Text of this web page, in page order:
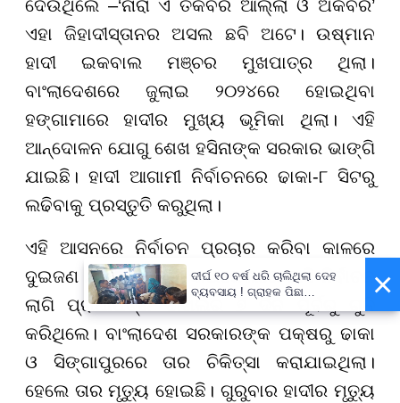
ଦେଉଥିଲେ –‘ନାରା ଏ ତକବିର ଆଲ୍ଲା ଓ ଅକବର’
ଏହା ଜିହାଦୀସ୍ତାନର ଅସଲ ଛବି ଅଟେ। ଉଷ୍ମାନ
ହାଦୀ ଇକବାଲ ମଞ୍ଚର ମୁଖପାତ୍ର ଥିଲା।
ବାଂଲାଦେଶରେ ଜୁଲାଇ ୨୦୨୪ରେ ହୋଇଥିବା
ହଙ୍ଗାମାରେ ହାଦୀର ମୁଖ୍ୟ ଭୂମିକା ଥିଲା। ଏହି
ଆନ୍ଦୋଳନ ଯୋଗୁ ଶେଖ ହସିନାଙ୍କ ସରକାର ଭାଙ୍ଗି
ଯାଇଛି। ହାଦୀ ଆଗାମୀ ନିର୍ବାଚନରେ ଢାକା-୮ ସିଟରୁ
ଲଢିବାକୁ ପ୍ରସ୍ତୁତି କରୁଥିଲା।
ଏହି ଆସନରେ ନିର୍ବାଚନ ପ୍ରଚାର କରିବା କାଳରେ
ଦୁଇଜଣ ଯୁବକ ମୋଟର ସାଇକେଲରେ ଆସି ନିର୍ବାଚନ
ଲାଗି ପ୍ରାର୍ଥୀପତ୍ର ଦାଖଲର ୭ ଦିନ ପୂର୍ବରୁ ଗୁଳି
କରିଥିଲେ। ବାଂଲାଦେଶ ସରକାରଙ୍କ ପକ୍ଷରୁ ଢାକା
ଓ ସିଙ୍ଗାପୁରରେ ତାର ଚିକିତ୍ସା କରାଯାଇଥିଲା।
ହେଲେ ତାର ମୃତ୍ୟୁ ହୋଇଛି। ଗୁରୁବାର ହାଦୀର ମୃତ୍ୟୁ
×
ଦୀର୍ଘ ୧୦ ବର୍ଷ ଧରି ଚାଲିଥିଲା ଦେହ
ବ୍ୟବସାୟ ! ଗ୍ରାହକ ପିଛା